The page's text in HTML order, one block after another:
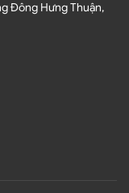
Đông Hưng Thuận,